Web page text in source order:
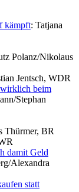
kämpft: Tatjana
Polanz/Nikolaus
Jentsch, WDR
wirklich beim
Stephan
Thürmer, BR
damit Geld
Alexandra
statt